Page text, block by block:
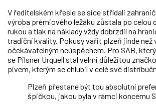
V ředitelském křesle se sice střídali
výroba prémiového ležáku zůstala po celou
rukou a tlak na náklady vždy dobrzdil na
tradiční kvality. Pokusy vařit plzeň jinde než
očekávatelným neúspěchem. Pro SAB,
se Pilsner Urquell stal velmi důležitou
pivem, kterým se chlubil v celé své
Plzeň přestane být tou absolutní
špičkou, jakou byla v rámci koncernu